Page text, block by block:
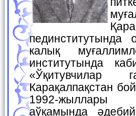
калық
институтында
«Ўқитувчилар
Карақалпақстан
1992-жыллары
аўқамында